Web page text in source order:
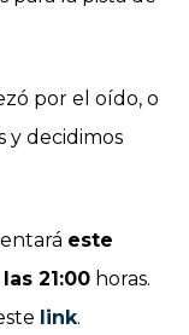
por el oído, o
y decidimos
este
21:00 horas.
link.